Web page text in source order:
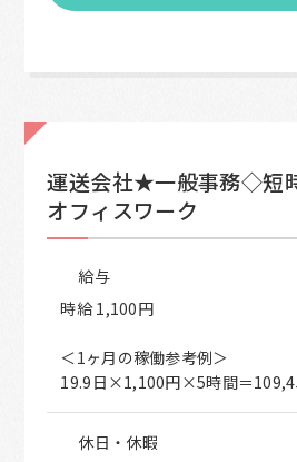
運送会社★一般事務◇短
オフィスワーク
給与
時給 1,100円
＜1ヶ月の稼働参考例＞
19.9日×1,100円×5時間＝
休日・休暇